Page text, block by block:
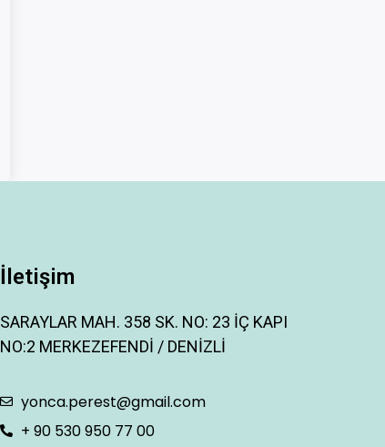
İletişim
SARAYLAR MAH. 358 SK. NO: 23 İÇ KAPI
NO:2 MERKEZEFENDİ / DENİZLİ
yonca.perest@gmail.com
+ 90 530 950 77 00